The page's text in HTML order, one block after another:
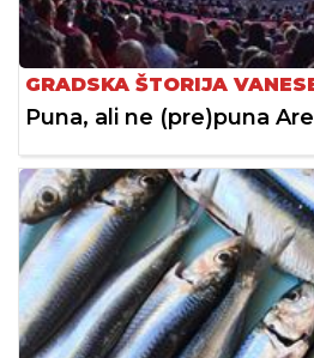
GRADSKA ŠTORIJA
Puna, ali ne (pre)puna